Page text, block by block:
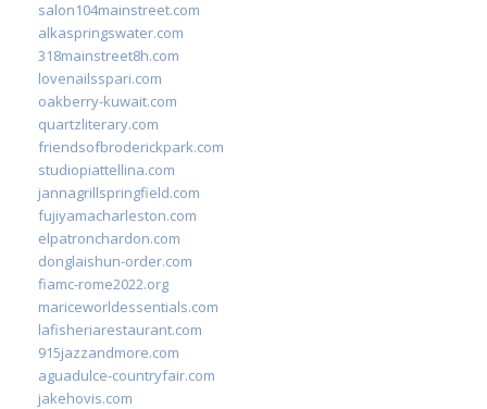
salon104mainstreet.com
alkaspringswater.com
318mainstreet8h.com
lovenailsspari.com
oakberry-kuwait.com
quartzliterary.com
friendsofbroderickpark.com
studiopiattellina.com
jannagrillspringfield.com
fujiyamacharleston.com
elpatronchardon.com
donglaishun-order.com
fiamc-rome2022.org
mariceworldessentials.com
lafisheriarestaurant.com
915jazzandmore.com
aguadulce-countryfair.com
jakehovis.com